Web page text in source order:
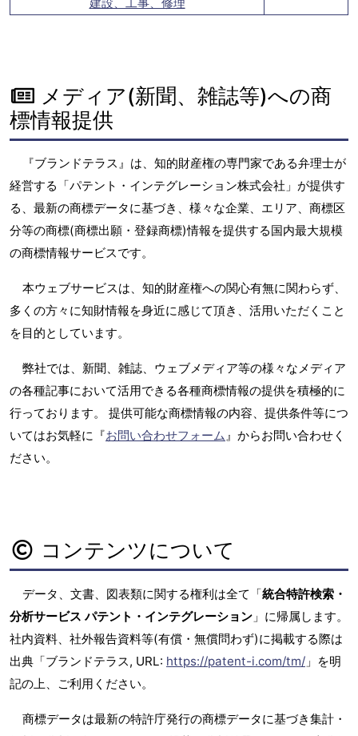
メディア(新聞、雑誌等)への商
標情報提供
『ブランドテラス』は、知的財産権の専門家である弁理士が
経営する「パテント・インテグレーション株式会社」が提供す
る、最新の商標データに基づき、様々な企業、エリア、商標区
分等の商標(商標出願・登録商標)情報を提供する国内最大規模
の商標情報サービスです。
本ウェブサービスは、知的財産権への関心有無に関わらず、
多くの方々に知財情報を身近に感じて頂き、活用いただくこと
を目的としています。
弊社では、新聞、雑誌、ウェブメディア等の様々なメディア
の各種記事において活用できる各種商標情報の提供を積極的に
行っております。 提供可能な商標情報の内容、提供条件等につ
いてはお気軽に『お問い合わせフォーム』からお問い合わせく
ださい。
コンテンツについて
データ、文書、図表類に関する権利は全て「統合特許検索・
分析サービス パテント・インテグレーション 」に帰属します。
社内資料、社外報告資料等(有償・無償問わず)に掲載する際は
出典「ブランドテラス, URL: https://patent-i.com/tm/ 」を明
記の上、ご利用ください。
商標データは最新の特許庁発行の商標データに基づき集計・